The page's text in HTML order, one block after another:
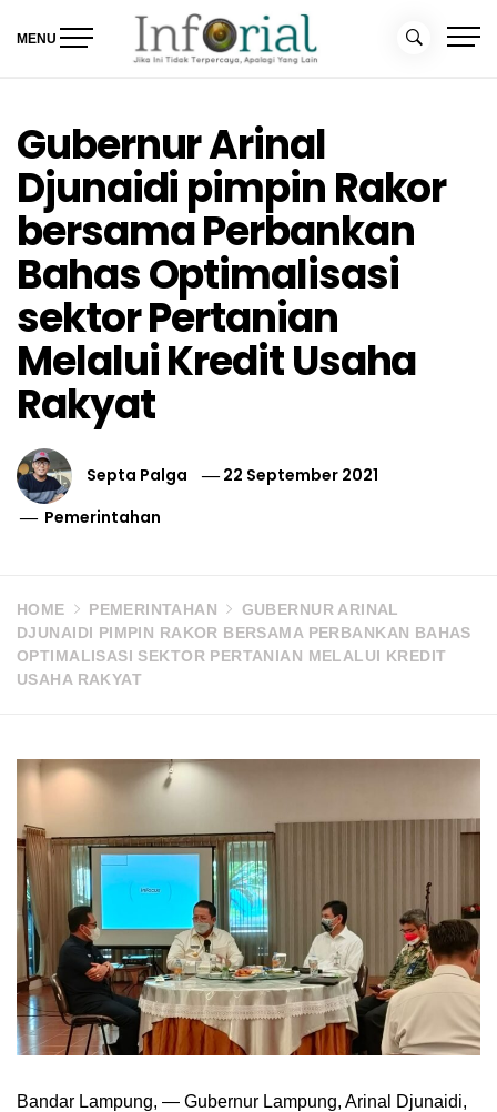
MENU
Gubernur Arinal
Djunaidi pimpin Rakor
bersama Perbankan
Bahas Optimalisasi
sektor Pertanian
Melalui Kredit Usaha
Rakyat
Septa Palga
22 September 2021
Pemerintahan
HOME PEMERINTAHAN
GUBERNUR ARINAL
DJUNAIDI PIMPIN RAKOR BERSAMA PERBANKAN BAHAS
OPTIMALISASI SEKTOR PERTANIAN MELALUI KREDIT
USAHA RAKYAT
Bandar Lampung, — Gubernur Lampung, Arinal Djunaidi,